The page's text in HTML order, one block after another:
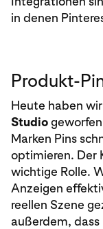
in denen
Produkt-
Heute haben
Studio
Marken Pins
optimieren. Der
wichtige Rolle.
Anzeigen
reellen Szene
außerdem,